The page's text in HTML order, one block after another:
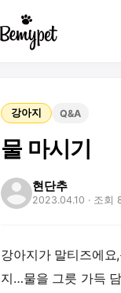
강아지 Q&A
물 마시기
현단추
2023.04.10 · 조회
강아지가 말티즈에
지…물을 그릇 가득